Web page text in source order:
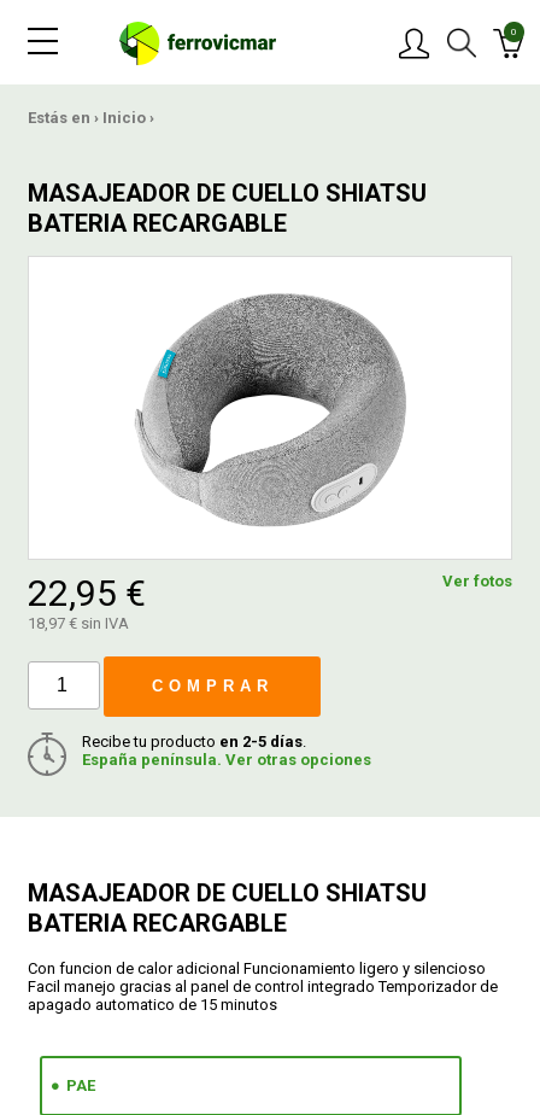
0
Estás en › Inicio ›
MASAJEADOR DE CUELLO SHIATSU
BATERIA RECARGABLE
Ver fotos
22,95 €
18,97 € sin IVA
COMPRAR
Recibe tu producto en 2-5 días
España península. Ver otras opciones
MASAJEADOR DE CUELLO SHIATSU
BATERIA RECARGABLE
Con funcion de calor adicional Funcionamiento ligero y silencioso
Facil manejo gracias al panel de control integrado Temporizador de
apagado automatico de 15 minutos
PAE
MARCAS
OFERTAS
NOVEDADES
BLOG
CONTACTAR
CATÁLOGOS
ENVÍOS
DEVOLUCIONES
FORMAS DE PAGO